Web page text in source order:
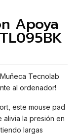
Apoya
Tecnolab
al ordenador!
este mouse pad
alivia la presión en
largas